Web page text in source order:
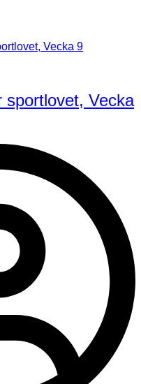
sportlovet, Vecka